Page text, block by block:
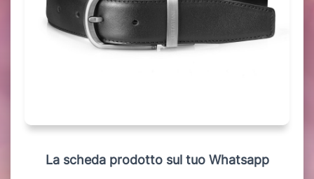
La scheda prodotto sul tuo Whatsapp